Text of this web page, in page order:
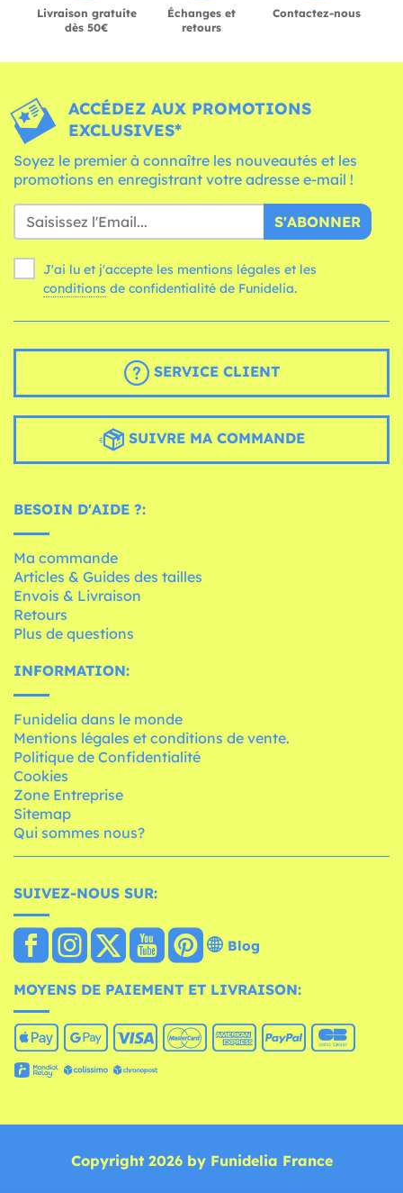
Livraison gratuite
dès 50€
Échanges et
retours
Contactez-nous
ACCÉDEZ AUX PROMOTIONS
EXCLUSIVES*
Soyez le premier à connaître les nouveautés et les
promotions en enregistrant votre adresse e-mail !
S'ABONNER
J'ai lu et j'accepte les mentions légales et les
conditions de confidentialité de Funidelia.
SERVICE CLIENT
SUIVRE MA COMMANDE
BESOIN D'AIDE ?:
Ma commande
Articles & Guides des tailles
Envois & Livraison
Retours
Plus de questions
INFORMATION:
Funidelia dans le monde
Mentions légales et conditions de vente.
Politique de Confidentialité
Cookies
Zone Entreprise
Sitemap
Qui sommes nous?
SUIVEZ-NOUS SUR:
Blog
MOYENS DE PAIEMENT ET LIVRAISON:
Copyright 2026 by Funidelia France